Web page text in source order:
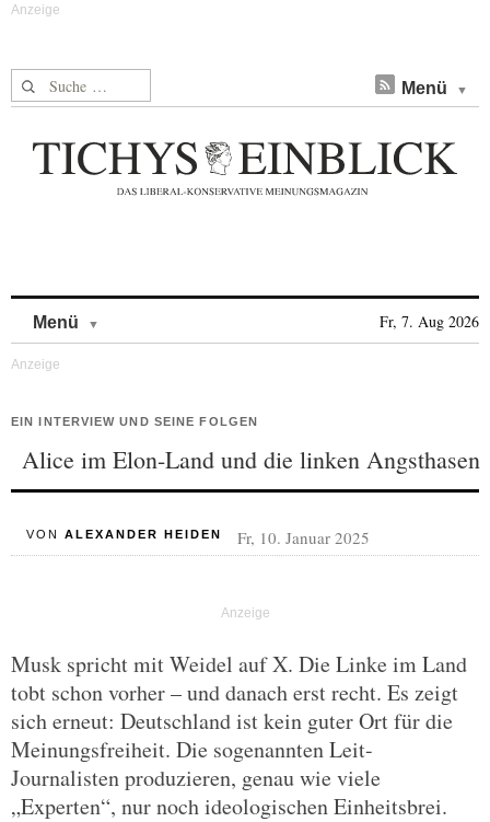
Suche nach: Menü
Menü Fr, 7. Aug 2026
EIN INTERVIEW UND SEINE FOLGEN
Alice im Elon-Land und die linken Angsthasen
VON ALEXANDER HEIDEN Fr, 10. Januar 2025
Musk spricht mit Weidel auf X. Die Linke im Land
tobt schon vorher – und danach erst recht. Es zeigt
sich erneut: Deutschland ist kein guter Ort für die
Meinungsfreiheit. Die sogenannten Leit-
Journalisten produzieren, genau wie viele
„Experten“, nur noch ideologischen Einheitsbrei.